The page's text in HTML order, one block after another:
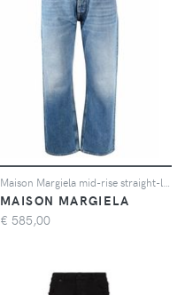
MAISON MARGIELA
€ 585,00